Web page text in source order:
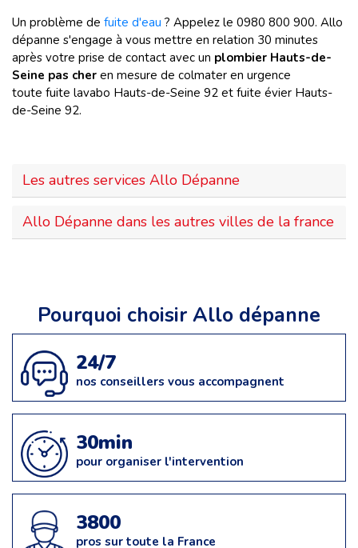
Un problème de fuite d'eau ? Appelez le 0980 800 900. Allo
dépanne s'engage à vous mettre en relation 30 minutes
après votre prise de contact avec un plombier Hauts-de-
Seine pas cher en mesure de colmater en urgence
toute fuite lavabo Hauts-de-Seine 92 et fuite évier Hauts-
de-Seine 92.
Les autres services Allo Dépanne
Allo Dépanne dans les autres villes de la france
Pourquoi choisir Allo dépanne
24/7
nos conseillers vous accompagnent
30min
pour organiser l'intervention
3800
pros sur toute la France